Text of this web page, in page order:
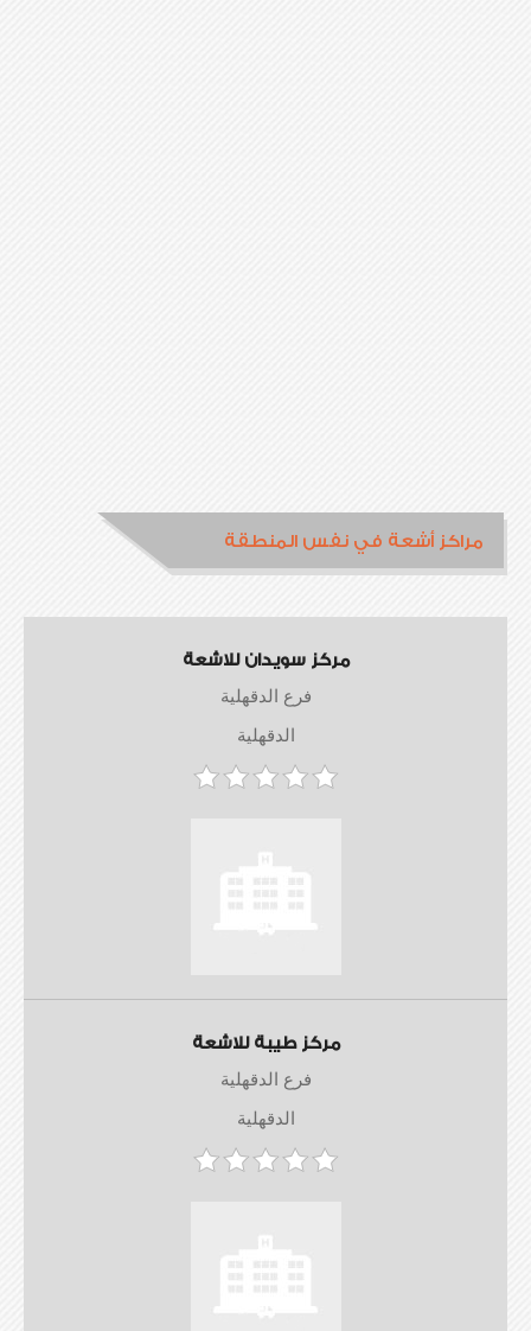
مراكز أشعة في نفس المنطقة
مركز سويدان للاشعة
فرع الدقهلية
الدقهلية
مركز طيبة للاشعة
فرع الدقهلية
الدقهلية